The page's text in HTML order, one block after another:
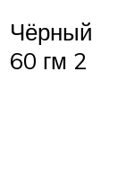
Чёрный
60 гм 2